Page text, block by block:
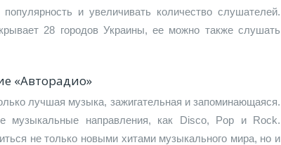
и увеличивать количество слушателей.
28 городов Украины, ее можно также слушать
«Авторадио»
лучшая музыка, зажигательная и запоминающаяся.
музыкальные направления, как Disco, Pop и Rock.
не только новыми хитами музыкального мира, но и